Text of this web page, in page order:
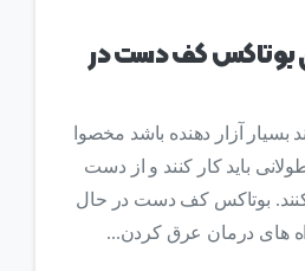
بوتاکس کف دست در
آزار دهنده باشد مخصوا
باید کار کنند و از دست
بوتاکس کف دست در حال
های درمان عرق کردن...